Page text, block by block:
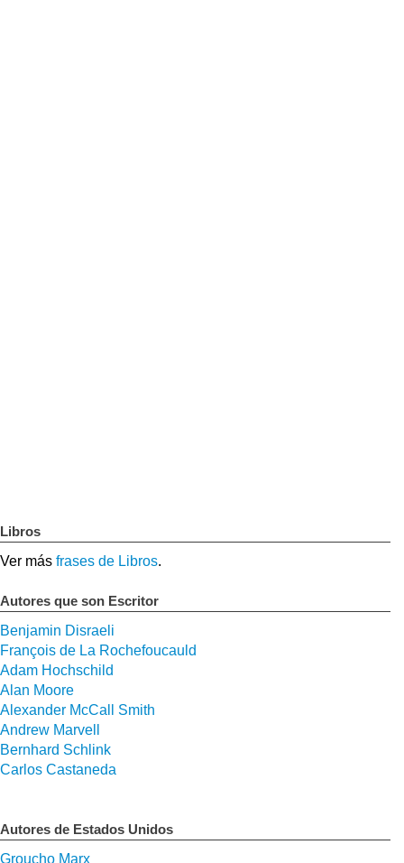
Libros
Ver más frases de Libros.
Autores que son Escritor
Benjamin Disraeli
François de La Rochefoucauld
Adam Hochschild
Alan Moore
Alexander McCall Smith
Andrew Marvell
Bernhard Schlink
Carlos Castaneda
Autores de Estados Unidos
Groucho Marx